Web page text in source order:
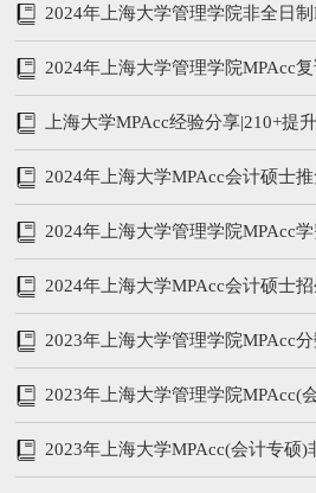
212/104/52
2024年上海大学管理学院非全日
2024年上海大学管理学院MPAcc
上海大学MPAcc经验分享|210+提
2024年上海大学MPAcc会计硕士推
2024年上海大学管理学院MPAcc
考书
2024年上海大学MPAcc会计硕士
2023年上海大学管理学院MPAcc
录取情况分析
2023年上海大学管理学院MPAcc(
215/102/51
2023年上海大学MPAcc(会计专硕)